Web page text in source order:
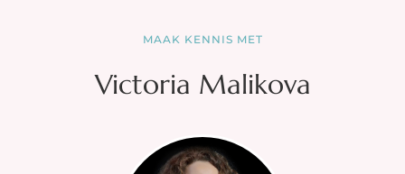
MAAK KENNIS MET
Victoria Malikova